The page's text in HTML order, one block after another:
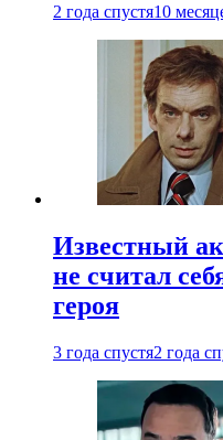
2 года спустя10
Известный
не считал
героя
3 года спустя2 года